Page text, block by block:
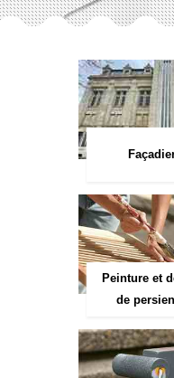
Peinture et
de